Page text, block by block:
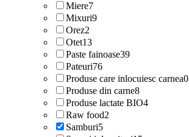
Miere7
Mixuri9
Orez2
Otet13
Paste fainoase39
Pateuri76
Produse care inlocuiesc carnea0
Produse din carne8
Produse lactate BIO4
Raw food2
Samburi5